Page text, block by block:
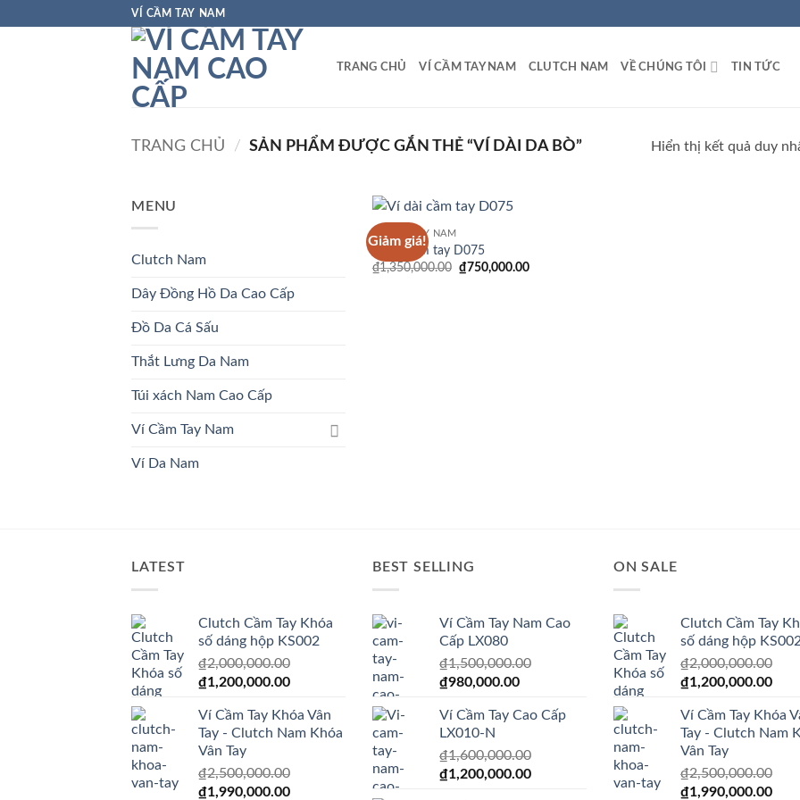
VÍ CẦM TAY NAM
TRANG CHỦ VÍ CẦM TAY NAM CLUTCH NAM VỀ CHÚNG TÔI TIN TỨC
TRANG CHỦ / SẢN PHẨM ĐƯỢC GẮN THẺ “VÍ DÀI DA BÒ” Hiển thị kết quả duy
MENU
Clutch Nam
Dây Đồng Hồ Da Cao Cấp
Đồ Da Cá Sấu
Thắt Lưng Da Nam
Túi xách Nam Cao Cấp
Ví Cầm Tay Nam
Ví Da Nam
Giảm giá!
VÍ CẦM TAY NAM
Ví dài cầm tay D075
₫1,350,000.00 Giá
₫750,000.00Giá
LATEST
Clutch Cầm Tay Khóa
số dáng hộp KS002
₫2,000,000.00
Giá
là:
₫2,000,000.00.
₫1,200,000.00Giá
tại
là:
₫1,200,000.00.
Ví Cầm Tay Khóa Vân
Tay - Clutch Nam Khóa
Vân Tay
₫2,500,000.00
Giá
₫1,990,000.00Giá
BEST SELLING
Ví Cầm Tay Nam Cao
Cấp LX080
₫1,500,000.00
Giá
là:
₫1,500,000.00.
₫980,000.00Giá
tại
₫980,000.00.
Ví Cầm Tay Cao Cấp
LX010-N
₫1,600,000.00
Giá
₫1,200,000.00Giá
ON SALE
Clutch Cầm Tay
số dáng hộp KS002
₫2,000,000.00
Giá
là:
₫2,000,000.00.
₫1,200,000.00Giá
tại
là:
Ví Cầm Tay Khóa
Tay - Clutch Nam
Vân Tay
₫2,500,000.00
Giá
₫1,990,000.00Giá